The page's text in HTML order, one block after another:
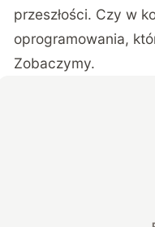
przeszłości. Czy w
oprogramowania,
Zobaczymy.